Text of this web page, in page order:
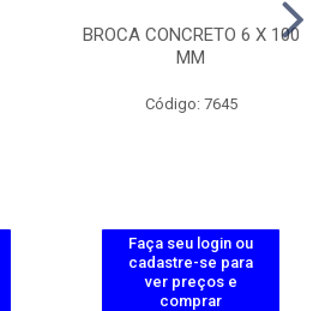
BROCA CONCRETO 6 X 100
MM
Código: 7645
Faça seu login ou
cadastre-se para
ver preços e
comprar